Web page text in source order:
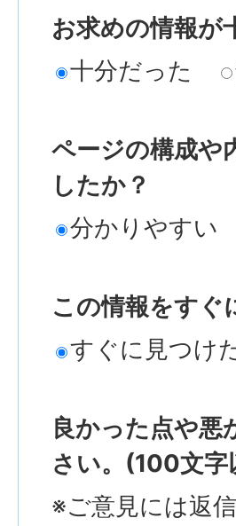
お求めの情報が
十分だった
ページの構成や
したか？
分かりやすい
この情報をすぐ
すぐに見つけ
良かった点や悪
さい。(100文字
※ご意見には返